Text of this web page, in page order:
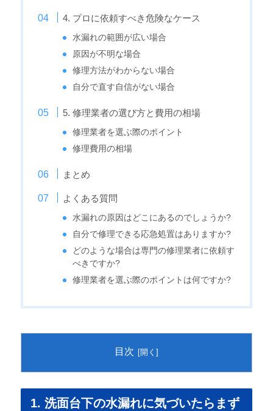
4. プロに依頼すべき危険なケース
水漏れの範囲が広い場合
原因が不明な場合
修理方法がわからない場合
自分で直す自信がない場合
5. 修理業者の選び方と費用の相場
修理業者を選ぶ際のポイント
修理費用の相場
まとめ
よくある質問
水漏れの原因はどこにあるのでしょうか?
自分で修理できる応急処置はありますか?
どのような場合は専門の修理業者に依頼す
べきですか?
修理業者を選ぶ際のポイントは何ですか?
目次
1. 洗面台下の水漏れに気づいたらまず